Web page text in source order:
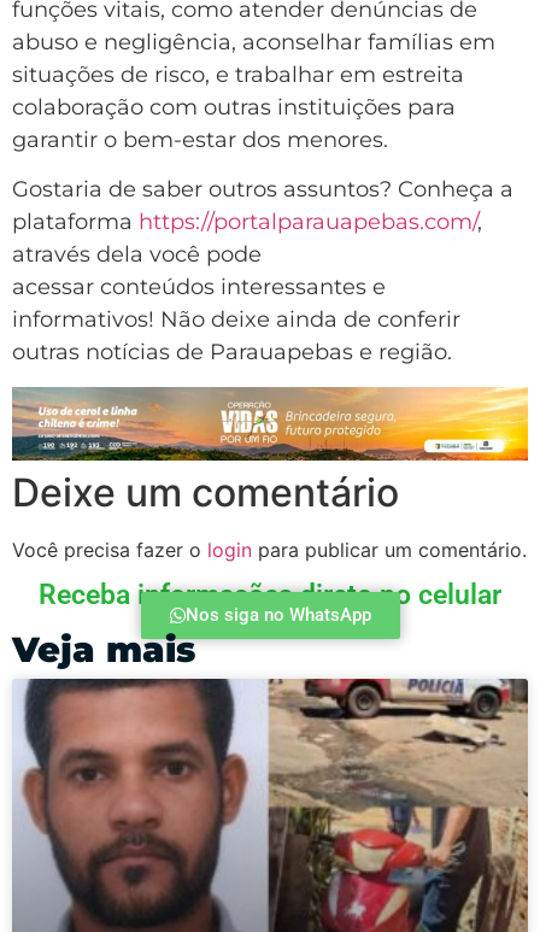
funções vitais, como atender denúncias de
abuso e negligência, aconselhar famílias em
situações de risco, e trabalhar em estreita
colaboração com outras instituições para
garantir o bem-estar dos menores.
Gostaria de saber outros assuntos? Conheça a
plataforma https://portalparauapebas.com/,
através dela você pode
acessar conteúdos interessantes e
informativos! Não deixe ainda de conferir
outras notícias de Parauapebas e região.
Deixe um comentário
Você precisa fazer o login para publicar um comentário.
Receba informações direto no celular
Nos siga no WhatsApp
Veja mais